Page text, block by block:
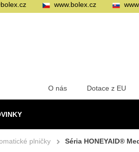
O nás Dotace z EU
www.bolex.cz
plničky Séria HONEYAID®